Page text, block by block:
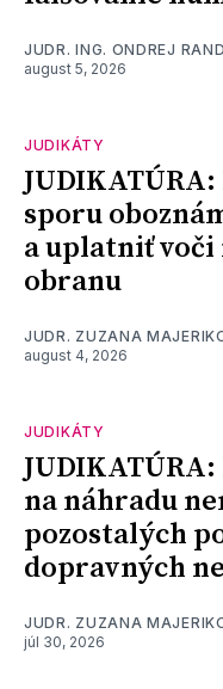
JUDR. ING. ONDREJ
august 5, 2026
JUDIKÁTY
sporu
a uplatniť voči
obranu
JUDR. ZUZANA
august 4, 2026
JUDIKÁTY
na náhradu
pozostalých
dopravných
JUDR. ZUZANA
júl 30, 2026